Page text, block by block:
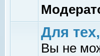
Для
Вы не